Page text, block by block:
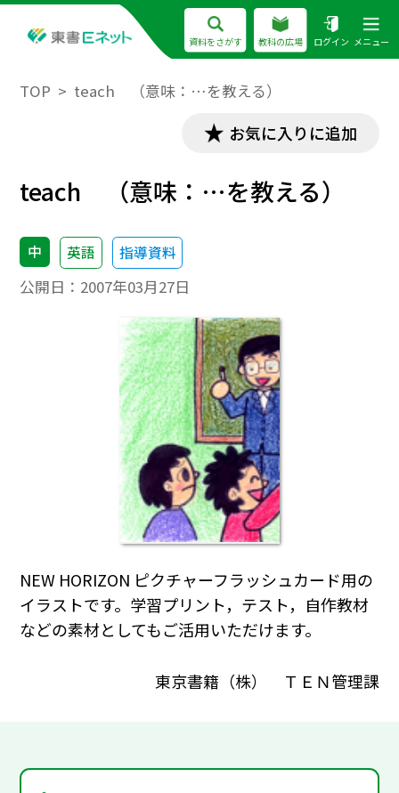
資料をさがす 教科の広場 ログイン メニュー
TOP teach （意味：…を教える）
お気に入りに追加
teach （意味：…を教える）
中 英語 指導資料
公開日： 2007年03月27日
NEW HORIZON ピクチャーフラッシュカード用の
イラストです。学習プリント，テスト，自作教材
などの素材としてもご活用いただけます。
東京書籍（株） ＴＥＮ管理課